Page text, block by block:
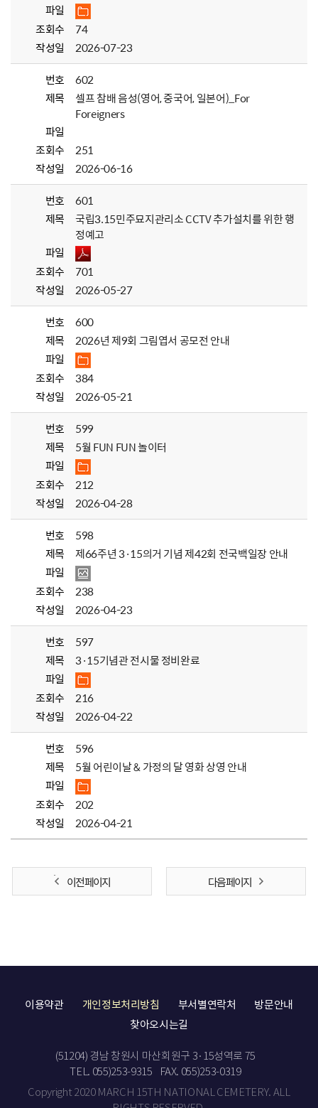
파일
조회수
74
작성일
2026-07-23
번호
602
제목
셀프 참배 음성(영어, 중국어, 일본어)_For
Foreigners
파일
조회수
251
작성일
2026-06-16
번호
601
제목
국립3.15민주묘지관리소 CCTV 추가설치를 위한 행
정예고
파일
조회수
701
작성일
2026-05-27
번호
600
제목
2026년 제9회 그림엽서 공모전 안내
파일
조회수
384
작성일
2026-05-21
번호
599
제목
5월 FUN FUN 놀이터
파일
조회수
212
작성일
2026-04-28
번호
598
제목
제66주년 3·15의거 기념 제42회 전국백일장 안내
파일
조회수
238
작성일
2026-04-23
번호
597
제목
3·15기념관 전시물 정비완료
파일
조회수
216
작성일
2026-04-22
번호
596
제목
5월 어린이날 & 가정의 달 영화 상영 안내
파일
조회수
202
작성일
2026-04-21
이전 페이지 다음 페이지
이용약관 개인정보처리방침 부서별연락처
방문안내
찾아오시는길
(51204) 경남 창원시 마산회원구 3·15성역로 75
TEL. 055)253-9315
FAX. 055)253-0319
Copyright 2020 MARCH 15TH NATIONAL CEMETERY. ALL